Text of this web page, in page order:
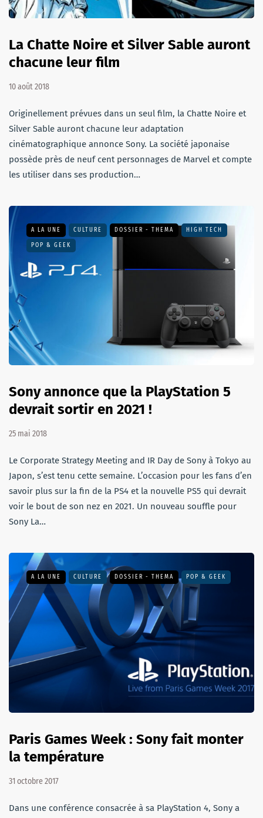
La Chatte Noire et Silver Sable auront
chacune leur film
10 août 2018
Originellement prévues dans un seul film, la Chatte Noire et
Silver Sable auront chacune leur adaptation
cinématographique annonce Sony. La société japonaise
possède près de neuf cent personnages de Marvel et compte
les utiliser dans ses production…
A LA UNE CULTURE DOSSIER - THEMA HIGH TECH
POP & GEEK
Sony annonce que la PlayStation 5
devrait sortir en 2021 !
25 mai 2018
Le Corporate Strategy Meeting and IR Day de Sony à Tokyo au
Japon, s’est tenu cette semaine. L’occasion pour les fans d’en
savoir plus sur la fin de la PS4 et la nouvelle PS5 qui devrait
voir le bout de son nez en 2021. Un nouveau souffle pour
Sony La…
A LA UNE CULTURE DOSSIER - THEMA POP & GEEK
Paris Games Week : Sony fait monter
la température
31 octobre 2017
Dans une conférence consacrée à sa PlayStation 4, Sony a